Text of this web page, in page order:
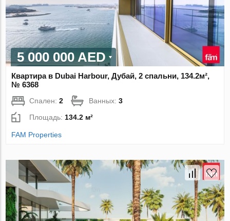
5 000 000 AED
Квартира в Dubai Harbour, Дубай, 2 спальни, 134.2м²,
№ 6368
Спален:2 Ванных:3
Площадь: 134.2 м²
FAM Properties